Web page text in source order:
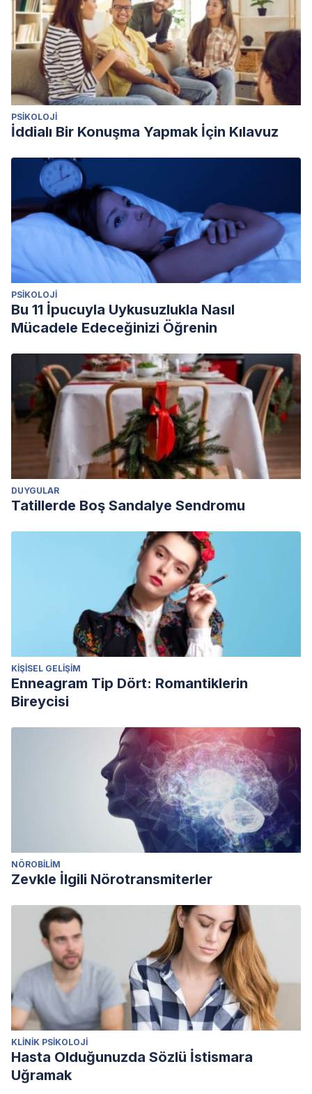
aphantasia.Cortex,74, 336-337.
PSIKOLOJI
İddialı Bir Konuşma Yapmak İçin Kılavuz
PSIKOLOJI
Bu 11 İpucuyla Uykusuzlukla Nasıl
Mücadele Edeceğinizi Öğrenin
DUYGULAR
Tatillerde Boş Sandalye Sendromu
KIŞISEL GELIŞIM
Enneagram Tip Dört: Romantiklerin
Bireycisi
NÖROBILIM
Zevkle İlgili Nörotransmiterler
KLINIK PSIKOLOJI
Hasta Olduğunuzda Sözlü İstismara
Uğramak